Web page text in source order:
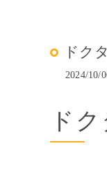
ドク
2024/10/
ド